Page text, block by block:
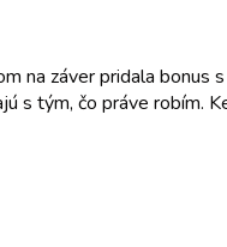
na záver pridala bonus
s tým, čo práve robím.